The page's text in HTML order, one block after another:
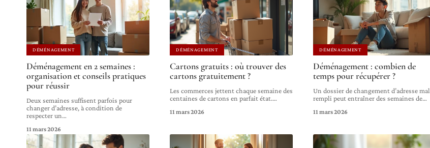
DÉMÉNAGEMENT
Déménagement en 2 semaines :
organisation et conseils pratiques
pour réussir
Deux semaines suffisent parfois pour
changer d’adresse, à condition de
respecter un…
11 mars 2026
DÉMÉNAGEMENT
Cartons gratuits : où trouver des
cartons gratuitement ?
Les commerces jettent chaque semaine des
centaines de cartons en parfait état.…
11 mars 2026
DÉMÉNAGEMENT
Déménagement : combien de
temps pour récupérer ?
Un dossier de changement d’adresse mal
rempli peut entraîner des semaines de…
11 mars 2026